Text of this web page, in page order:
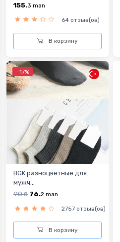
155.3 man
64 отзыв(ов)
В корзину
-17%
BGK разноцветныe для
мужч...
90.8 76.2 man
2757 отзыв(ов)
В корзину